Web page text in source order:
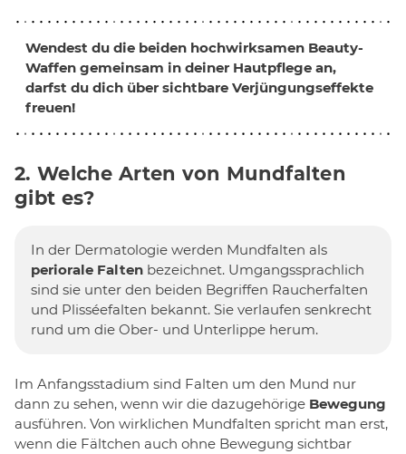
Wendest du die beiden hochwirksamen Beauty-
Waffen gemeinsam in deiner Hautpflege an,
darfst du dich über sichtbare Verjüngungseffekte
freuen!
2. Welche Arten von Mundfalten
gibt es?
In der Dermatologie werden Mundfalten als
periorale Falten bezeichnet. Umgangssprachlich
sind sie unter den beiden Begriffen Raucherfalten
und Plisséefalten bekannt. Sie verlaufen senkrecht
rund um die Ober- und Unterlippe herum.
Im Anfangsstadium sind Falten um den Mund nur
dann zu sehen, wenn wir die dazugehörige Bewegung
ausführen. Von wirklichen Mundfalten spricht man erst,
wenn die Fältchen auch ohne Bewegung sichtbar